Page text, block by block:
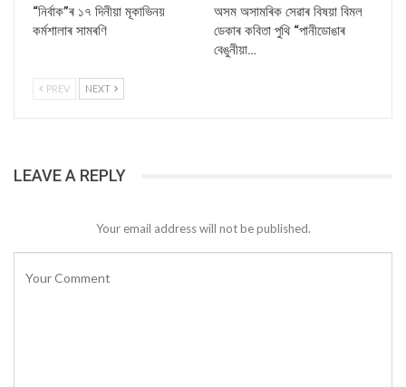
“নিৰ্বাক”ৰ ১৭ দিনীয়া মূকাভিনয়
কৰ্মশালাৰ সামৰণি
অসম অসামৰিক সেৱাৰ বিষয়া বিমল
ডেকাৰ কবিতা পুথি “পানীডোঙাৰ
বেঙুনীয়া…
PREV NEXT
LEAVE A REPLY
Your email address will not be published.